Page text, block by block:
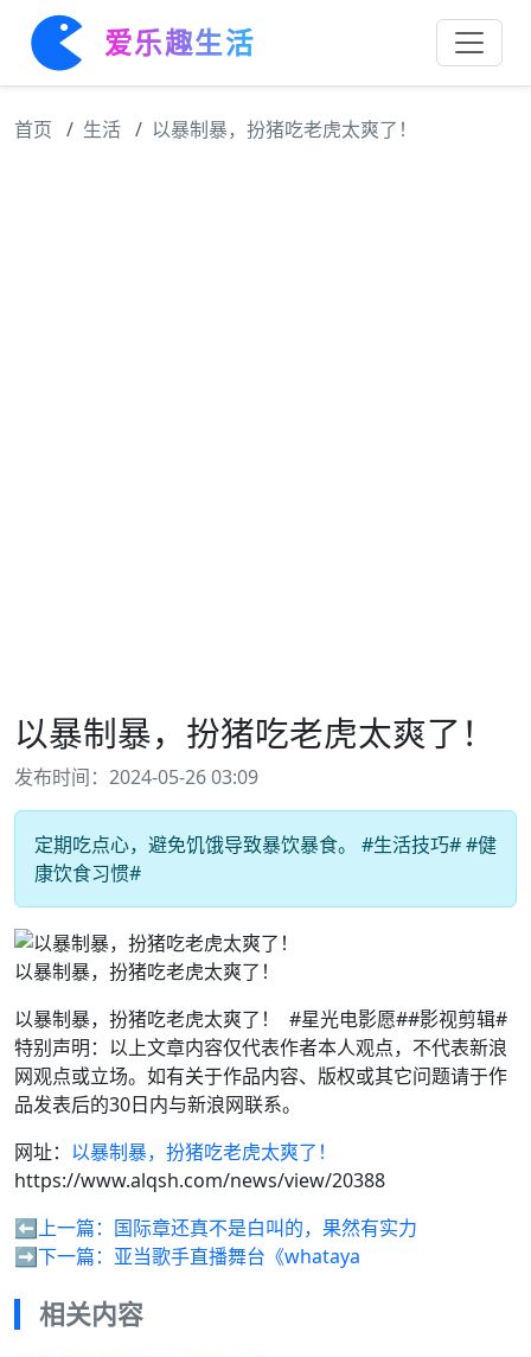
爱乐趣生活
首页 生活 以暴制暴，扮猪吃老虎太爽了！
以暴制暴，扮猪吃老虎太爽了！
发布时间：2024-05-26 03:09
定期吃点心，避免饥饿导致暴饮暴食。 #生活技巧# #健
康饮食习惯#
以暴制暴，扮猪吃老虎太爽了！
以暴制暴，扮猪吃老虎太爽了！ ​​​#星光电影愿##影视剪辑#
特别声明：以上文章内容仅代表作者本人观点，不代表新浪
网观点或立场。如有关于作品内容、版权或其它问题请于作
品发表后的30日内与新浪网联系。
网址： 以暴制暴，扮猪吃老虎太爽了！
https://www.alqsh.com/news/view/20388
⬅️上一篇： 国际章还真不是白叫的，果然有实力
➡️下一篇： 亚当歌手直播舞台《whataya
相关内容